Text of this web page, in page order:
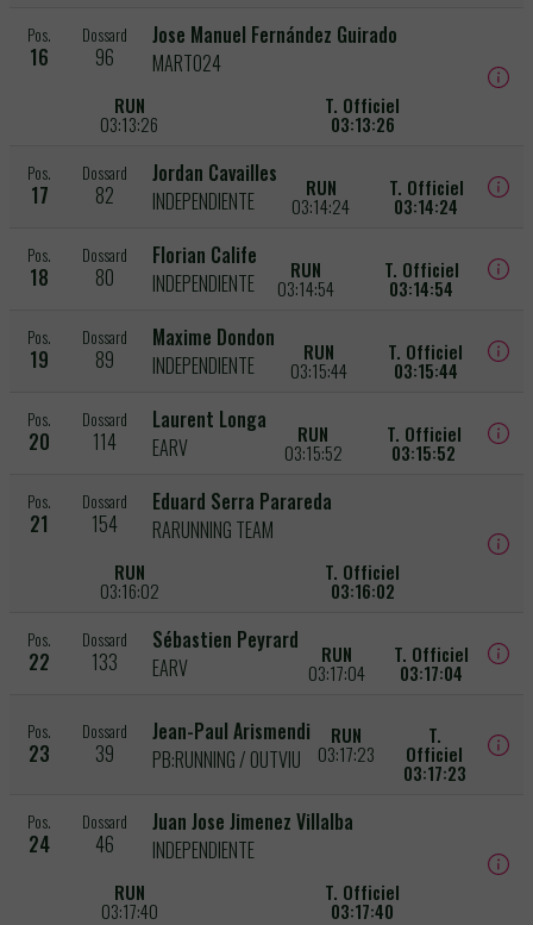
Pos.
16
Dossard
96
Jose Manuel Fernández Guirado
MARTO24
RUN
03:13:26
T. Officiel
03:13:26
Pos.
17
Dossard
82
Jordan Cavailles
INDEPENDIENTE
RUN
03:14:24
T. Officiel
03:14:24
Pos.
18
Dossard
80
Florian Calife
INDEPENDIENTE
RUN
03:14:54
T. Officiel
03:14:54
Pos.
19
Dossard
89
Maxime Dondon
INDEPENDIENTE
RUN
03:15:44
T. Officiel
03:15:44
Pos.
20
Dossard
114
Laurent Longa
EARV
RUN
03:15:52
T. Officiel
03:15:52
Pos.
21
Dossard
154
Eduard Serra Parareda
RARUNNING TEAM
RUN
03:16:02
T. Officiel
03:16:02
Pos.
22
Dossard
133
Sébastien Peyrard
EARV
RUN
03:17:04
T. Officiel
03:17:04
Pos.
23
Dossard
39
Jean-Paul Arismendi
PB:RUNNING / OUTVIU
RUN
03:17:23
T.
Officiel
03:17:23
Pos.
24
Dossard
46
Juan Jose Jimenez Villalba
INDEPENDIENTE
RUN
03:17:40
T. Officiel
03:17:40